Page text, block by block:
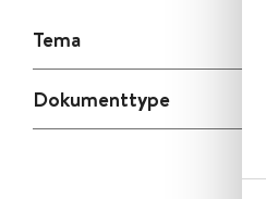
Tema
Dokumenttype